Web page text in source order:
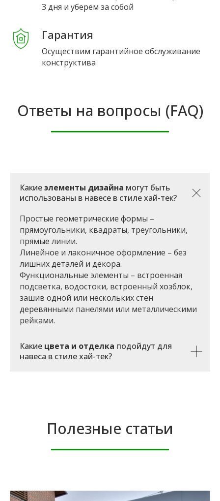
3 дня и уберем за собой
Гарантия
Осуществим гарантийное обслуживание
конструктива
Ответы на вопросы (FAQ)
Какиеэлементы дизайна могут быть
использованы в навесе в стиле хай-тек?
Простые геометрические формы –
прямоугольники, квадраты, треугольники,
прямые линии.
Линейное и лаконичное оформление – без
лишних деталей и декора.
Функциональные элементы – встроенная
подсветка, водостоки, встроенный хозблок,
зашив одной или нескольких стен
деревянными панелями или металлическими
рейками.
Какие цвета и отделка подойдут для
навеса в стиле хай-тек?
Полезные статьи